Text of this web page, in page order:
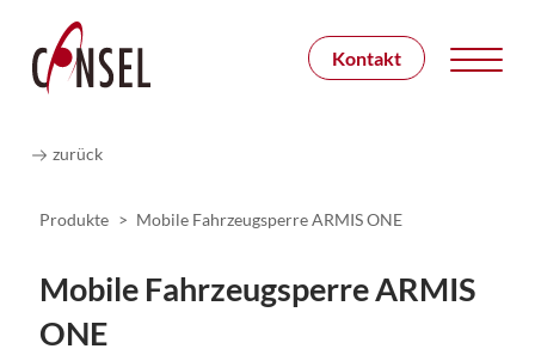
Kontakt
zurück
Produkte > Mobile Fahrzeugsperre ARMIS ONE
Mobile Fahrzeugsperre ARMIS
ONE